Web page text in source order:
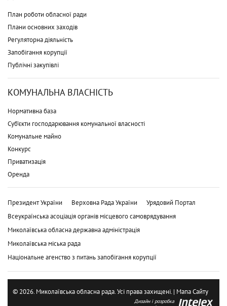
План роботи обласної ради
Плани основних заходів
Регуляторна діяльність
Запобігання корупції
Публічні закупівлі
КОМУНАЛЬНА ВЛАСНІСТЬ
Нормативна база
Суб'єкти господарювання комунальної власності
Комунальне майно
Конкурс
Приватизація
Оренда
Президент України Верховна Рада України
Урядовий Портал
Всеукраїнська асоціація органів місцевого самоврядування
Миколаївська обласна державна адміністрація
Миколаївська міська рада
Національне агенство з питань запобігання корупції
© 2026. Миколаївська обласна рада. Усі права захищені. | Мапа Сайту
Дизайн і розробка